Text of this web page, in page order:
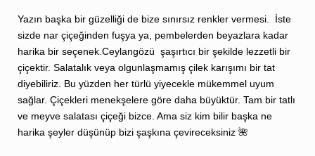
Yazın başka bir güzelliği de bize sınırsız renkler vermesi. İste
sizde nar çiçeğinden fuşya ya, pembelerden beyazlara kadar
harika bir seçenek.Ceylangözü şaşırtıcı bir şekilde lezzetli bir
çiçektir. Salatalık veya olgunlaşmamış çilek karışımı bir tat
diyebiliriz. Bu yüzden her türlü yiyecekle mükemmel uyum
sağlar. Çiçekleri menekşelere göre daha büyüktür. Tam bir tatlı
ve meyve salatası çiçeği bizce. Ama siz kim bilir başka ne
harika şeyler düşünüp bizi şaşkına çevireceksiniz 🌺